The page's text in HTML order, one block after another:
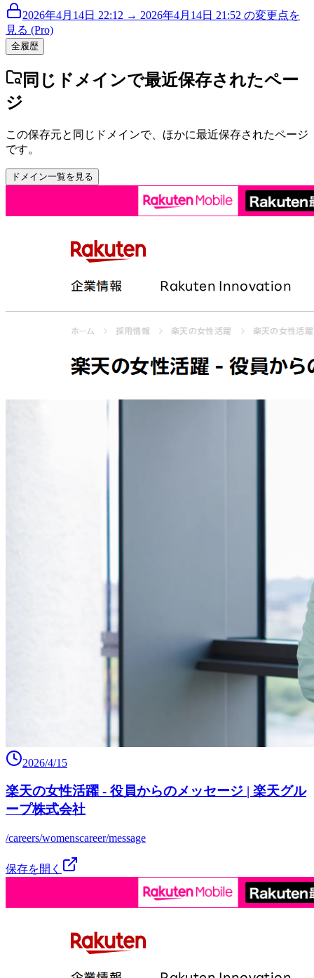
2026年4月14日 22:12 → 2026年4月14日 21:52 の変更点を
見る (Pro)
全履歴
同じドメインで最近保存されたペー
ジ
この保存元と同じドメインで、ほかに最近保存されたページ
です。
ドメイン一覧を見る
2026/4/15
楽天の女性活躍 - 役員からのメッセージ | 楽天グル
ープ株式会社
/careers/womenscareer/message
保存を開く